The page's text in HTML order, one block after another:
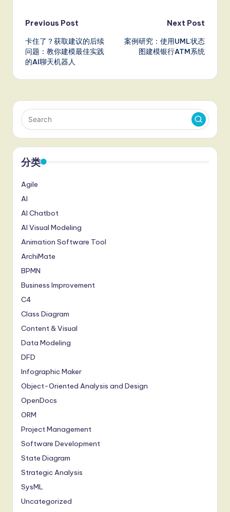
Post
navigation
Previous Post
卡住了？获取建议的后续
问题：教你建模最佳实践
的AI聊天机器人
Next Post
案例研究：使用UML状态
图建模银行ATM系统
分类
Agile
AI
AI Chatbot
AI Visual Modeling
Animation Software Tool
ArchiMate
BPMN
Business Improvement
C4
Class Diagram
Content & Visual
Data Modeling
DFD
Infographic Maker
Object-Oriented Analysis and Design
OpenDocs
ORM
Project Management
Software Development
State Diagram
Strategic Analysis
SysML
Uncategorized